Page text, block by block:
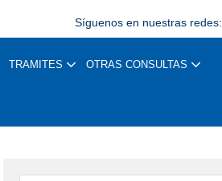
Síguenos en nuestras redes:
TRAMITES OTRAS CONSULTAS